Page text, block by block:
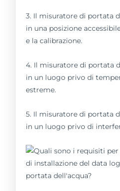
3. Il misuratore di portata
in una posizione
e la calibrazione.
4. Il misuratore di portata
in un luogo privo di
estreme.
5. Il misuratore di portata
in un luogo privo di